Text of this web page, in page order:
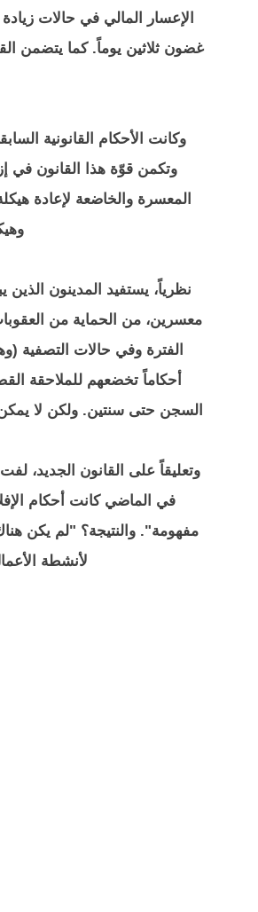
غضون ثلاثين يوماً. كما يتضمن
وكانت الأحكام القانونية
وتكمن قوّة هذا القانون في
المعسرة والخاضعة لإعادة
معسرين، من الحماية من
أحكاماً تخضعهم للملاحقة
السجن حتى سنتين. ولكن لا يمكن
وتعليقاً على القانون الجديد،
في الماضي كانت أحكام
مفهومة". والنتيجة؟ "لم يكن
لأنشطة